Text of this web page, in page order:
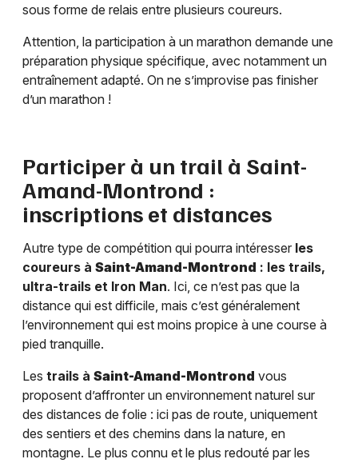
sous forme de relais entre plusieurs coureurs.
Attention, la participation à un marathon demande une
préparation physique spécifique, avec notamment un
entraînement adapté. On ne s’improvise pas finisher
d’un marathon !
Participer à un trail à Saint-
Amand-Montrond :
inscriptions et distances
Autre type de compétition qui pourra intéresser les
coureurs à Saint-Amand-Montrond : les trails,
ultra-trails et Iron Man. Ici, ce n’est pas que la
distance qui est difficile, mais c’est généralement
l’environnement qui est moins propice à une course à
pied tranquille.
Les trails à Saint-Amand-Montrond vous
proposent d’affronter un environnement naturel sur
des distances de folie : ici pas de route, uniquement
des sentiers et des chemins dans la nature, en
montagne. Le plus connu et le plus redouté par les